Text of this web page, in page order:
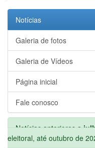
Notícias
Galeria de fotos
Galeria de Vídeos
Página inicial
Fale conosco
Notícias anteriores a
eleitoral, até outubro de